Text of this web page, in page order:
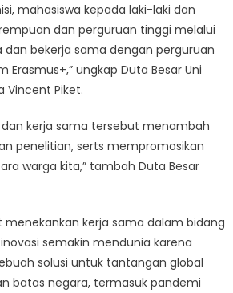
mahasiswa kepada laki-laki dan
dan perguruan tinggi melalui
dan bekerja sama dengan perguruan
Erasmus+,” ungkap Duta Besar Uni
Vincent Piket.
kerja sama tersebut menambah
penelitian, serts mempromosikan
warga kita,” tambah Duta Besar
menekankan kerja sama dalam bidang
semakin mendunia karena
solusi untuk tantangan global
batas negara, termasuk pandemi